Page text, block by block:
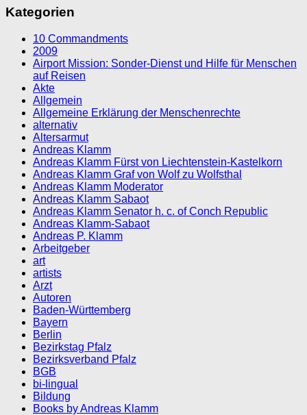
Kategorien
10 Commandments
2009
Airport Mission: Sonder-Dienst und Hilfe für Menschen
auf Reisen
Akte
Allgemein
Allgemeine Erklärung der Menschenrechte
alternativ
Altersarmut
Andreas Klamm
Andreas Klamm Fürst von Liechtenstein-Kastelkorn
Andreas Klamm Graf von Wolf zu Wolfsthal
Andreas Klamm Moderator
Andreas Klamm Sabaot
Andreas Klamm Senator h. c. of Conch Republic
Andreas Klamm-Sabaot
Andreas P. Klamm
Arbeitgeber
art
artists
Arzt
Autoren
Baden-Württemberg
Bayern
Berlin
Bezirkstag Pfalz
Bezirksverband Pfalz
BGB
bi-lingual
Bildung
Books by Andreas Klamm